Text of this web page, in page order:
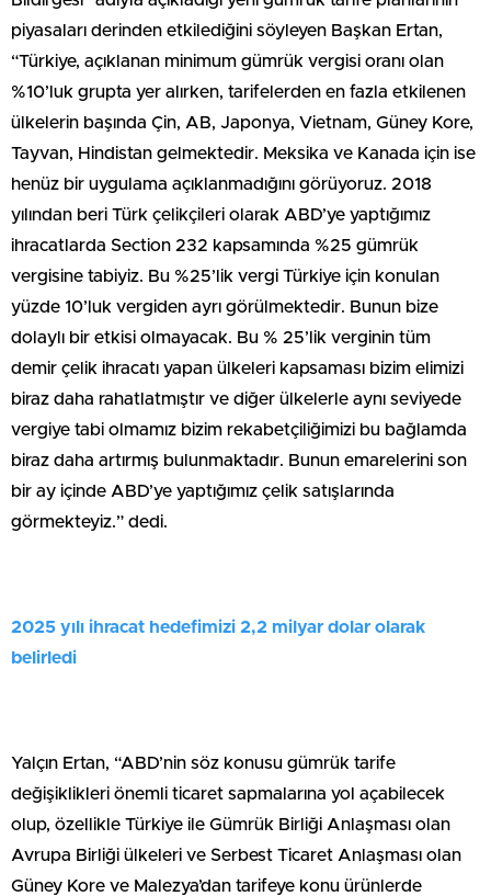
piyasaları derinden etkilediğini söyleyen Başkan Ertan,
“Türkiye, açıklanan minimum gümrük vergisi oranı olan
%10’luk grupta yer alırken, tarifelerden en fazla etkilenen
ülkelerin başında Çin, AB, Japonya, Vietnam, Güney Kore,
Tayvan, Hindistan gelmektedir. Meksika ve Kanada için ise
henüz bir uygulama açıklanmadığını görüyoruz. 2018
yılından beri Türk çelikçileri olarak ABD’ye yaptığımız
ihracatlarda Section 232 kapsamında %25 gümrük
vergisine tabiyiz. Bu %25’lik vergi Türkiye için konulan
yüzde 10’luk vergiden ayrı görülmektedir. Bunun bize
dolaylı bir etkisi olmayacak. Bu % 25’lik verginin tüm
demir çelik ihracatı yapan ülkeleri kapsaması bizim elimizi
biraz daha rahatlatmıştır ve diğer ülkelerle aynı seviyede
vergiye tabi olmamız bizim rekabetçiliğimizi bu bağlamda
biraz daha artırmış bulunmaktadır. Bunun emarelerini son
bir ay içinde ABD’ye yaptığımız çelik satışlarında
görmekteyiz.” dedi.
2025 yılı ihracat hedefimizi 2,2 milyar dolar olarak
belirledi
Yalçın Ertan, “ABD’nin söz konusu gümrük tarife
değişiklikleri önemli ticaret sapmalarına yol açabilecek
olup, özellikle Türkiye ile Gümrük Birliği Anlaşması olan
Avrupa Birliği ülkeleri ve Serbest Ticaret Anlaşması olan
Güney Kore ve Malezya’dan tarifeye konu ürünlerde